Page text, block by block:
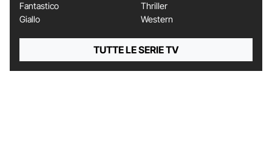
Fantastico
Giallo
Thriller
Western
TUTTE LE SERIE TV